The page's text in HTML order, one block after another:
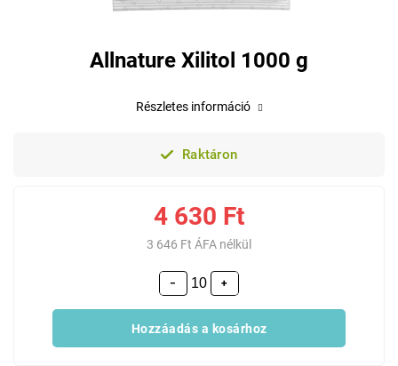
Allnature Xilitol 1000 g
Raktáron
4 630 Ft
3 646 Ft ÁFA nélkül
+
−
Hozzáadás a kosárhoz
Részletes információ